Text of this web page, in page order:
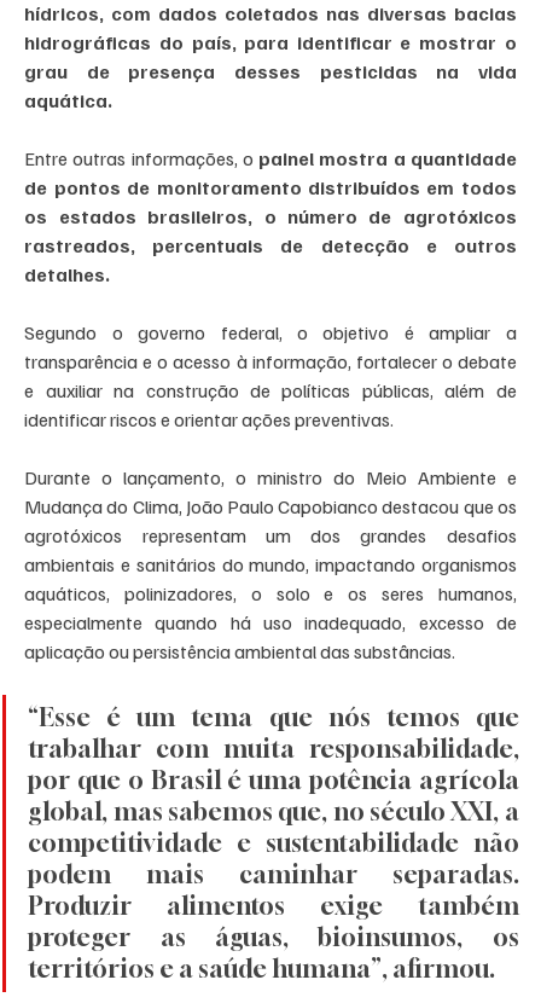
hídricos, com dados coletados nas diversas bacias
hidrográficas do país, para identificar e mostrar o
grau de presença desses pesticidas na vida
aquática.
Entre outras informações, o painel mostra a quantidade
de pontos de monitoramento distribuídos em todos
os estados brasileiros, o número de agrotóxicos
rastreados, percentuais de detecção e outros
detalhes.
Segundo o governo federal, o objetivo é ampliar a
transparência e o acesso à informação, fortalecer o debate
e auxiliar na construção de políticas públicas, além de
identificar riscos e orientar ações preventivas.
Durante o lançamento, o ministro do Meio Ambiente e
Mudança do Clima, João Paulo Capobianco destacou que os
agrotóxicos representam um dos grandes desafios
ambientais e sanitários do mundo, impactando organismos
aquáticos, polinizadores, o solo e os seres humanos,
especialmente quando há uso inadequado, excesso de
aplicação ou persistência ambiental das substâncias.
“Esse é um tema que nós temos que
trabalhar com muita responsabilidade,
por que o Brasil é uma potência agrícola
global, mas sabemos que, no século XXI, a
competitividade e sustentabilidade não
podem mais caminhar separadas.
Produzir alimentos exige também
proteger as águas, bioinsumos, os
territórios e a saúde humana”, afirmou.